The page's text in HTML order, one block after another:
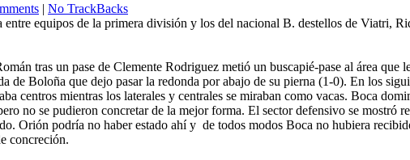
| No TrackBacks
equipos de la primera división y los del nacional B. destellos de Viatri,
tras un pase de Clemente Rodriguez metió un buscapié-pase al área
Boloña que dejo pasar la redonda por abajo de su pierna (1-0). En los
centros mientras los laterales y centrales se miraban como vacas. Boca
no se pudieron concretar de la mejor forma. El sector defensivo se mostró
Orión podría no haber estado ahí y de todos modos Boca no hubiera
concreción.